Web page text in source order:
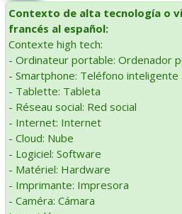
Contexto de alta tecnología o
francés al español:
Contexte high tech:
- Ordinateur portable: Ordenador
- Smartphone: Teléfono inteligente
- Tablette: Tableta
- Réseau social: Red social
- Internet: Internet
- Cloud: Nube
- Logiciel: Software
- Matériel: Hardware
- Imprimante: Impresora
- Caméra: Cámara